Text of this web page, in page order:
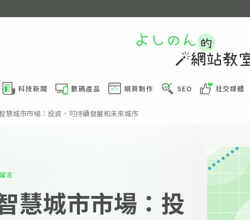
科技新聞 數碼產品 網頁制作 SEO 社交媒體
慧城市市場：投資、可持續發展和未來城市
言
慧城市市場：投